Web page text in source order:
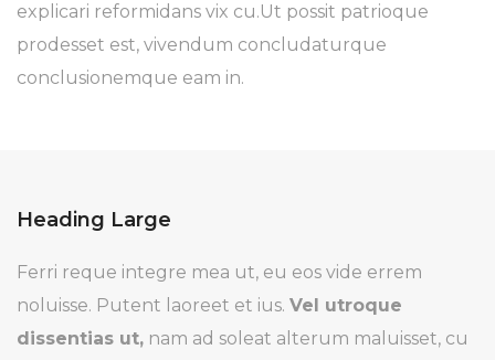
explicari reformidans vix cu.Ut possit patrioque
prodesset est, vivendum concludaturque
conclusionemque eam in.
Heading Large
Ferri reque integre mea ut, eu eos vide errem
noluisse. Putent laoreet et ius. Vel utroque
dissentias ut, nam ad soleat alterum maluisset, cu